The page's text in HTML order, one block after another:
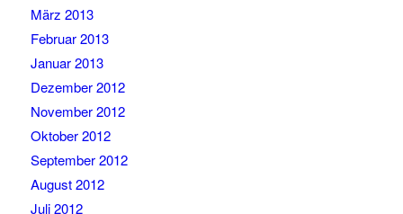
März 2013
Februar 2013
Januar 2013
Dezember 2012
November 2012
Oktober 2012
September 2012
August 2012
Juli 2012